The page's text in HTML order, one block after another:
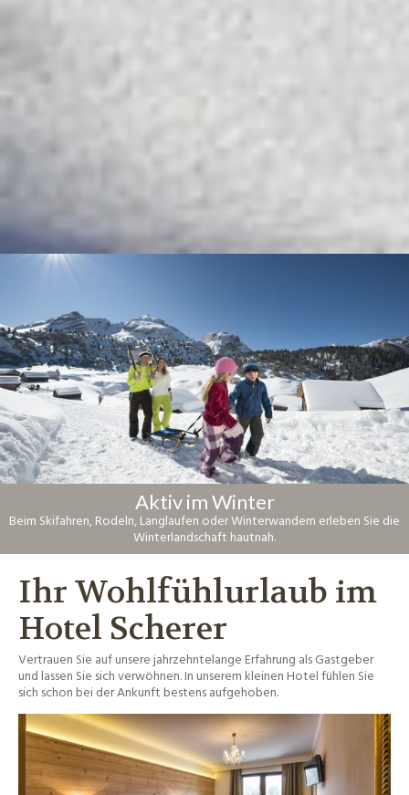
Aktiv im Winter
Beim Skifahren, Rodeln, Langlaufen oder Winterwandern erleben Sie die
Winterlandschaft hautnah.
Ihr Wohlfühlurlaub im
Hotel Scherer
Vertrauen Sie auf unsere jahrzehntelange Erfahrung als Gastgeber
und lassen Sie sich verwöhnen. In unserem kleinen Hotel fühlen Sie
sich schon bei der Ankunft bestens aufgehoben.